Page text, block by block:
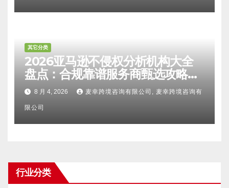
其它分类
2026亚马逊不侵权分析机构大全
盘点：合规靠谱服务商甄选攻略、
避坑FAQ及标杆机构实力详解
8 月 4, 2026 麦幸跨境咨询有限公司, 麦幸跨境咨询有
限公司
行业分类